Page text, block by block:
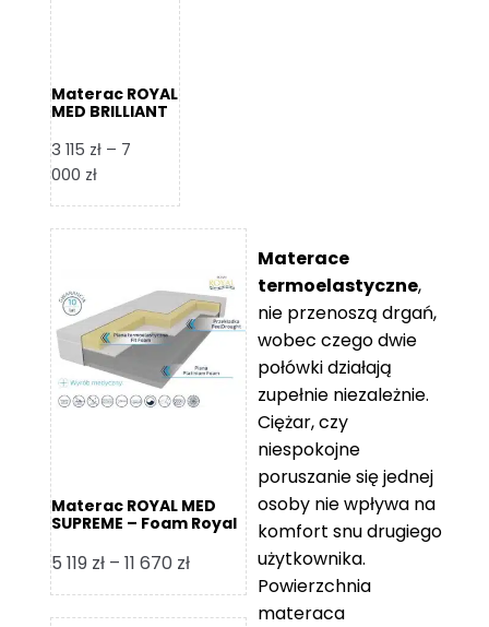
Materac ROYAL
MED BRILLIANT
3 115 zł – 7
000 złZakres
od
7
000 zł
Materac ROYAL MED
SUPREME – Foam Royal
5 119 zł – 11 670 złZakres
cen:
od
Materace
termoelastyczne,
nie przenoszą drgań,
wobec czego dwie
połówki działają
zupełnie niezależnie.
Ciężar, czy
niespokojne
poruszanie się jednej
osoby nie wpływa na
komfort snu drugiego
użytkownika.
Powierzchnia
materaca